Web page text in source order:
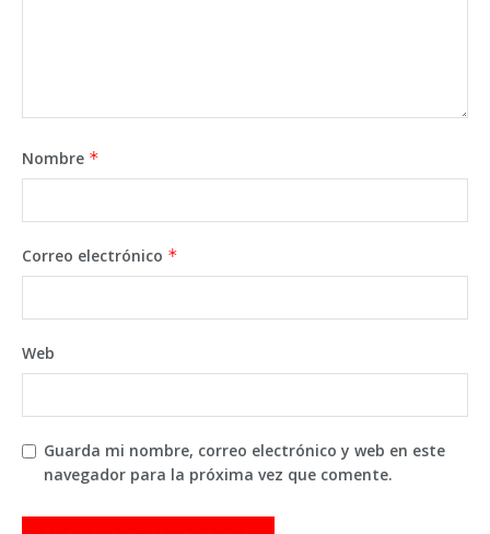
Nombre *
Correo electrónico *
Web
Guarda mi nombre, correo electrónico y web en este
navegador para la próxima vez que comente.